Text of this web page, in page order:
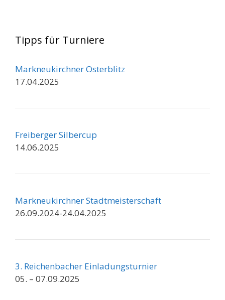
Tipps für Turniere
Markneukirchner Osterblitz
17.04.2025
Freiberger Silbercup
14.06.2025
Markneukirchner Stadtmeisterschaft
26.09.2024-24.04.2025
3. Reichenbacher Einladungsturnier
05. – 07.09.2025